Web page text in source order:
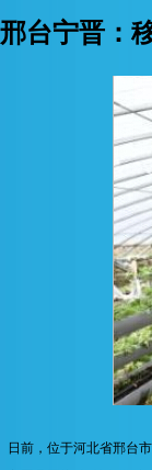
邢台宁晋：
前，位于河北省邢台市